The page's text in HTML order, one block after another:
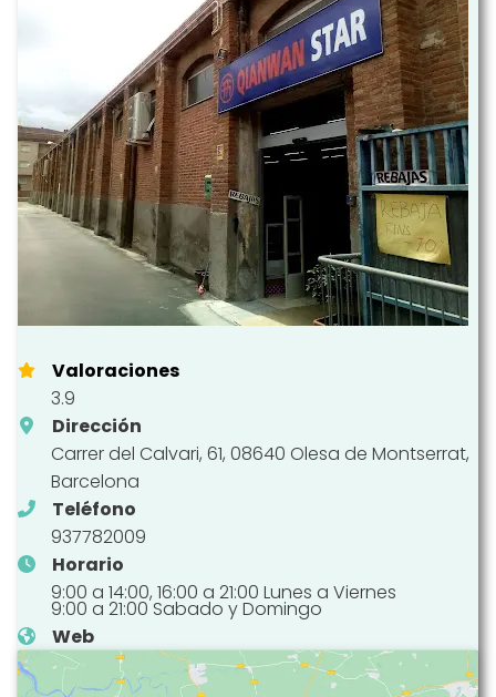
Valoraciones
3.9
Dirección
Carrer del Calvari, 61, 08640 Olesa de Montserrat,
Barcelona
Teléfono
937782009
Horario
9:00 a 14:00, 16:00 a 21:00 Lunes a Viernes
9:00 a 21:00 Sabado y Domingo
Web